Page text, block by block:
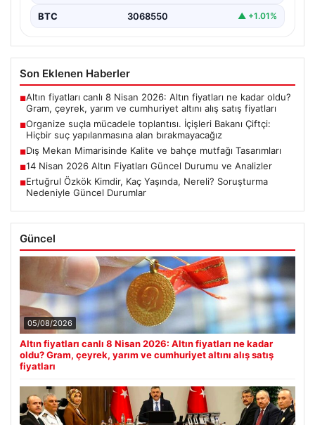
BTC 3068550 ▲ +1.01%
Son Eklenen Haberler
■Altın fiyatları canlı 8 Nisan 2026: Altın fiyatları ne kadar oldu?
Gram, çeyrek, yarım ve cumhuriyet altını alış satış fiyatları
■Organize suçla mücadele toplantısı. İçişleri Bakanı Çiftçi:
Hiçbir suç yapılanmasına alan bırakmayacağız
■Dış Mekan Mimarisinde Kalite ve bahçe mutfağı Tasarımları
■14 Nisan 2026 Altın Fiyatları Güncel Durumu ve Analizler
■Ertuğrul Özkök Kimdir, Kaç Yaşında, Nereli? Soruşturma
Nedeniyle Güncel Durumlar
Güncel
05/08/2026
Altın fiyatları canlı 8 Nisan 2026: Altın fiyatları ne kadar
oldu? Gram, çeyrek, yarım ve cumhuriyet altını alış satış
fiyatları